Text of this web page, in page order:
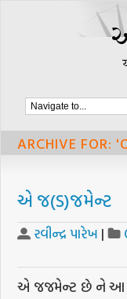
ARCHIVE FOR:
એ જ(ડ)જમેન્ટ
રવીન્દ્ર પારેખ |
એ જજમેન્ટ છે ને આ